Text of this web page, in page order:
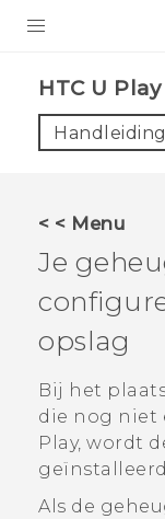
VIVE
AANBIEDINGEN
HTC Club
SUPPORT
HTC-apparaten
VIVERSE
Aanmelden
HTC U Play‎
< < Menu
Je
opslag
Bij het
die nog niet
Play, wordt
Als de